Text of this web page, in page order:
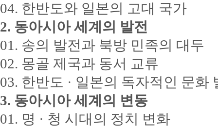
04. 한반도와 일본의 고대 국가
2. 동아시아 세계의 발전
01. 송의 발전과 북방 민족의 대두
02. 몽골 제국과 동서 교류
03. 한반도 · 일본의 독자적인 문화
3. 동아시아 세계의 변동
01. 명 · 청 시대의 정치 변화